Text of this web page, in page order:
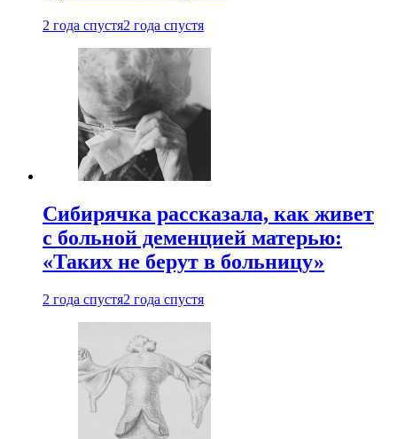
2 года спустя2 года спустя
Сибирячка рассказала, как живет
с больной деменцией матерью:
«Таких не берут в больницу»
2 года спустя2 года спустя